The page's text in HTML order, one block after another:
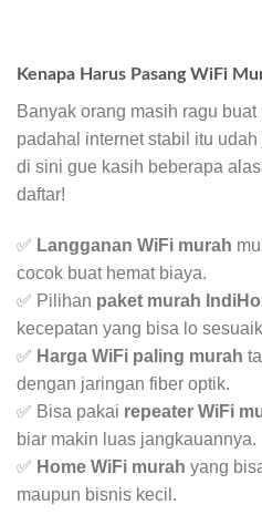
Kenapa Harus Pasang WiFi
Banyak orang masih ragu buat
padahal internet stabil itu
di sini gue kasih beberapa
daftar!
✅ Langganan WiFi murah
cocok buat hemat biaya.
✅ Pilihan paket murah
kecepatan yang bisa lo
✅ Harga WiFi paling murah
dengan jaringan fiber optik.
✅ Bisa pakai repeater WiFi
biar makin luas jangkauannya.
✅ Home WiFi murah yang
maupun bisnis kecil.